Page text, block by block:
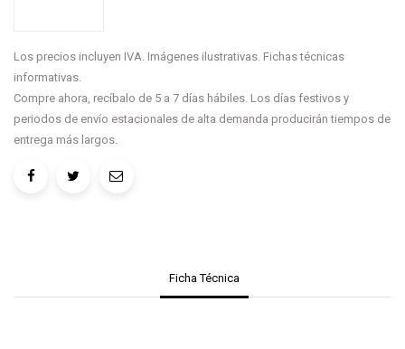
Los precios incluyen IVA. Imágenes ilustrativas. Fichas técnicas
informativas.
Compre ahora, recíbalo de 5 a 7 días hábiles. Los días festivos y
periodos de envío estacionales de alta demanda producirán tiempos de
entrega más largos.
Ficha Técnica